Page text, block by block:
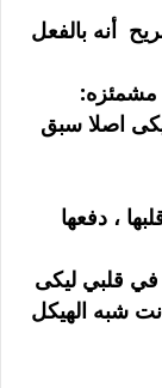
أنه بالفعل
مشمئزه:
اصلا سبق
، دفعها
في قلبي ليكى
شبه الهيكل